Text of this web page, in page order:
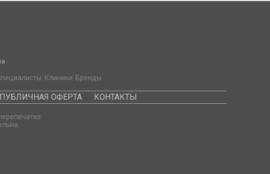
Клиники. Бренды.
ПУБЛИЧНАЯ ОФЕРТА КОНТАКТЫ